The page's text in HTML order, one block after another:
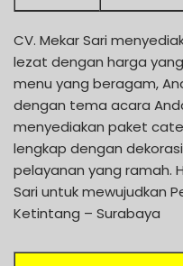
CV. Mekar Sari
lezat dengan harga
menu yang beragam,
dengan tema acara
menyediakan paket
lengkap dengan
pelayanan yang ramah.
Sari untuk mewujudkan
Ketintang – Surabaya